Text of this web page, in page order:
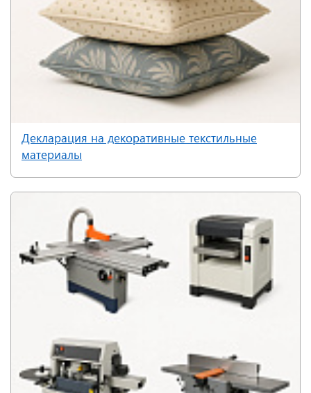
Декларация на декоративные текстильные
материалы